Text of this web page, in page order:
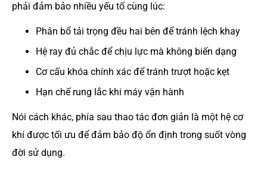
phải đảm bảo nhiều yếu tố cùng lúc:
Phân bổ tải trọng đều hai bên để tránh lệch khay
Hệ ray đủ chắc để chịu lực mà không biến dạng
Cơ cấu khóa chính xác để tránh trượt hoặc kẹt
Hạn chế rung lắc khi máy vận hành
Nói cách khác, phía sau thao tác đơn giản là một hệ cơ
khí được tối ưu để đảm bảo độ ổn định trong suốt vòng
đời sử dụng.